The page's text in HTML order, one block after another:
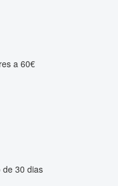
a 60€
de 30 dias